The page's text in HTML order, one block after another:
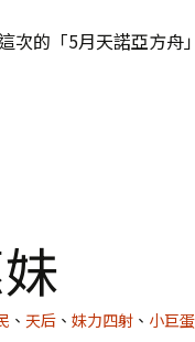
次的「5月天諾亞方舟
影片
、 天后 、 妹力四射 、 小巨蛋